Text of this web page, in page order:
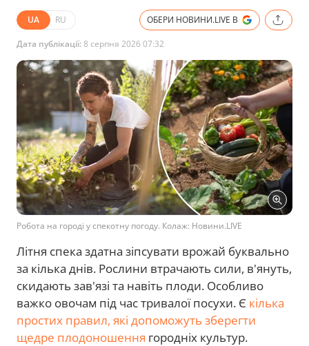
UA RU ОБЕРИ НОВИНИ.LIVE В
Дата публікації:8 серпня 2026 07:32
Робота на городі у спекотну погоду. Колаж: Новини.LIVE
Літня спека здатна зіпсувати врожай буквально
за кілька днів. Рослини втрачають сили, в'януть,
скидають зав'язі та навіть плоди. Особливо
важко овочам під час тривалої посухи. Є кілька
простих правил, які допоможуть зберегти
щедре плодоношення городніх культур.